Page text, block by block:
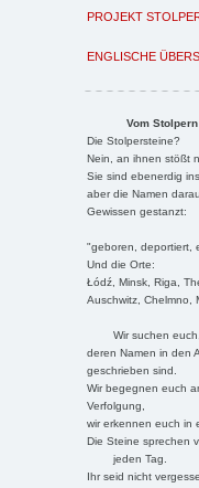
PROJEKT
ENGLISCHE
Vom Stolpern
Die Stolpersteine?
Nein, an ihnen stößt
Sie sind ebenerdig
aber die Namen
Gewissen gestanzt:
"geboren, deportiert,
Und die Orte:
Łódź, Minsk, Riga,
Auschwitz, Chelmno,
Wir suchen euch,
deren Namen in den
geschrieben sind.
Wir begegnen euch
Verfolgung,
wir erkennen euch in
Die Steine sprechen
jeden Tag.
Ihr seid nicht